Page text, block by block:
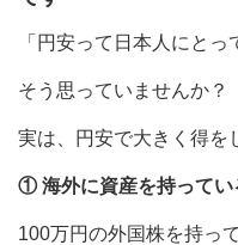
「円安って日本人にとっ
そう思っていませんか？
実は、円安で大きく得を
① 海外に資産を持ってい
100万円の外国株を持っ